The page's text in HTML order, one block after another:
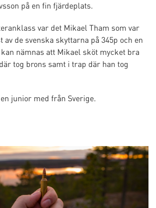
på en fin fjärdeplats.
var det Mikael Tham som var
av de svenska skyttarna på 345p och en
nämnas att Mikael sköt mycket bra
tog brons samt i trap där han tog
junior med från Sverige.